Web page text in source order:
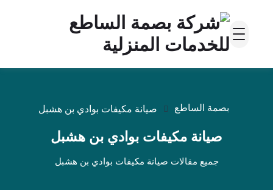
بصمة الساطع صيانة مكيفات بوادي بن هشبل
صيانة مكيفات بوادي بن هشبل
جميع مقالات صيانة مكيفات بوادي بن هشبل